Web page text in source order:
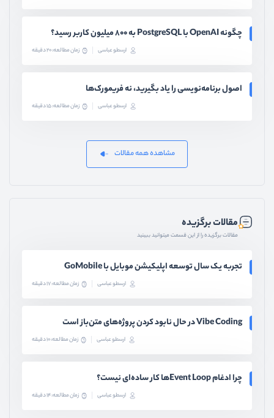
چگونه OpenAI با PostgreSQL به ۸۰۰ میلیون کاربر رسید؟
ارسطو عباسی زمان مطالعه: 20 دقیقه
اصول برنامه‌نویسی را یاد بگیرید، نه فریمورک‌ها
ارسطو عباسی زمان مطالعه: 15 دقیقه
مشاهده همه مقالات
مقالات برگزیده
مقالات برگزیده را از این قسمت میتوانید ببینید
تجربه یک سال توسعه اپلیکیشن موبایل با GoMobile
ارسطو عباسی زمان مطالعه: 17 دقیقه
Vibe Coding در حال نابود کردن پروژه‌های متن‌باز است
ارسطو عباسی زمان مطالعه: 10 دقیقه
چرا ادغام Event Loopها کار ساده‌ای نیست؟
ارسطو عباسی زمان مطالعه: 14 دقیقه